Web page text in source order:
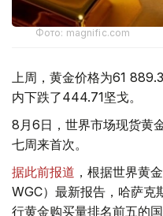
Фото: magnific.com
上周，黄金价格为61
内下跌了444.71坚戈。
8月6日，世界市场现货黄
七周来首次。
据此前报道 ，根据世界黄
WGC）最新报告，哈萨克
行黄金购买量排名前五的国